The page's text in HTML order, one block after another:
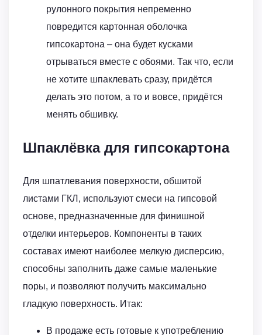
рулонного покрытия непременно
повредится картонная оболочка
гипсокартона – она будет кусками
отрываться вместе с обоями. Так что, если
не хотите шпаклевать сразу, придётся
делать это потом, а то и вовсе, придётся
менять обшивку.
Шпаклёвка для гипсокартона
Для шпатлевания поверхности, обшитой
листами ГКЛ, используют смеси на гипсовой
основе, предназначенные для финишной
отделки интерьеров. Компоненты в таких
составах имеют наиболее мелкую дисперсию,
способны заполнить даже самые маленькие
поры, и позволяют получить максимально
гладкую поверхность. Итак:
В продаже есть готовые к употреблению